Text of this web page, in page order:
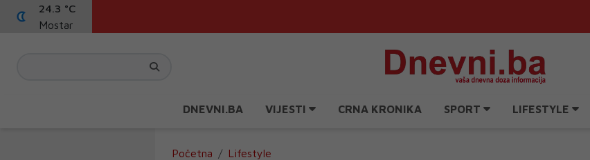
24.3 °C
Mostar
DNEVNI.BA VIJESTI CRNA KRONIKA SPORT LIFESTYLE
Početna
Lifestyle